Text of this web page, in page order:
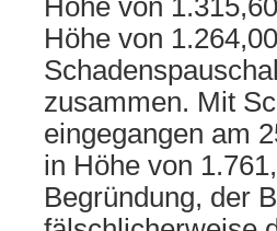
Höhe von
Höhe von
zusammen. Mit
eingegangen am
in Höhe von
Begründung, der